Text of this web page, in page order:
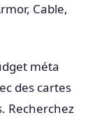
Cable,
méta
des cartes
Recherchez